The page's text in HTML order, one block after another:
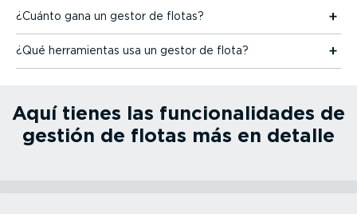
¿Cuánto gana un gestor de flotas?
¿Qué herra­mientas usa un gestor de flota?
Aquí tienes las funcio­na­li­dades de
gestión de flotas más en detalle